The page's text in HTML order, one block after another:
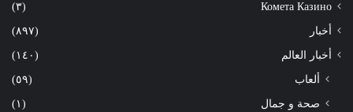
Комета Казино (٣)
أخبار (٨٩٧)
أخبار العالم (١٤٠)
ألعاب
(٥٩)
صحة و جمال
(١)